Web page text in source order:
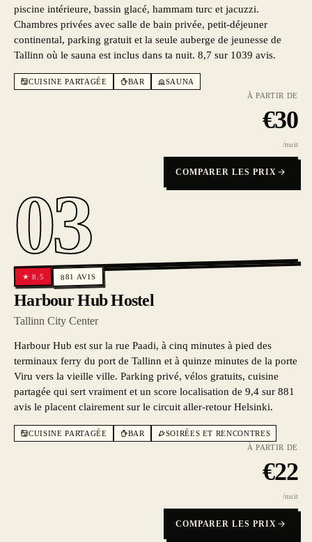
piscine intérieure, bassin glacé, hammam turc et jacuzzi.
Chambres privées avec salle de bain privée, petit-déjeuner
continental, parking gratuit et la seule auberge de jeunesse de
Tallinn où le sauna est inclus dans ta nuit. 8,7 sur 1039 avis.
CUISINE PARTAGÉE BAR
SAUNA
À PARTIR DE
€30
/nuit
COMPARER LES PRIX
03
★8.5 881 AVIS
Harbour Hub Hostel
Tallinn City Center
Harbour Hub est sur la rue Paadi, à cinq minutes à pied des
terminaux ferry du port de Tallinn et à quinze minutes de la porte
Viru vers la vieille ville. Parking privé, vélos gratuits, cuisine
partagée qui sert vraiment et un score localisation de 9,4 sur 881
avis le placent clairement sur le circuit aller-retour Helsinki.
CUISINE PARTAGÉE BAR
SOIRÉES ET RENCONTRES
À PARTIR DE
€22
/nuit
COMPARER LES PRIX